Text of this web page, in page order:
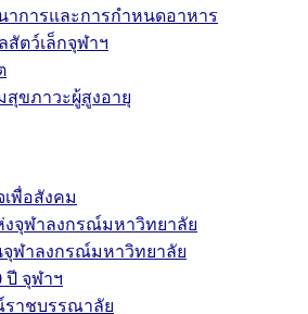
การและการกำหนดอาหาร
สัตว์เล็กจุฬาฯ
สุขภาวะผู้สูงอายุ
พื่อสังคม
จุฬาลงกรณ์มหาวิทยาลัย
ฬาลงกรณ์มหาวิทยาลัย
ปี จุฬาฯ
ราชบรรณาลัย